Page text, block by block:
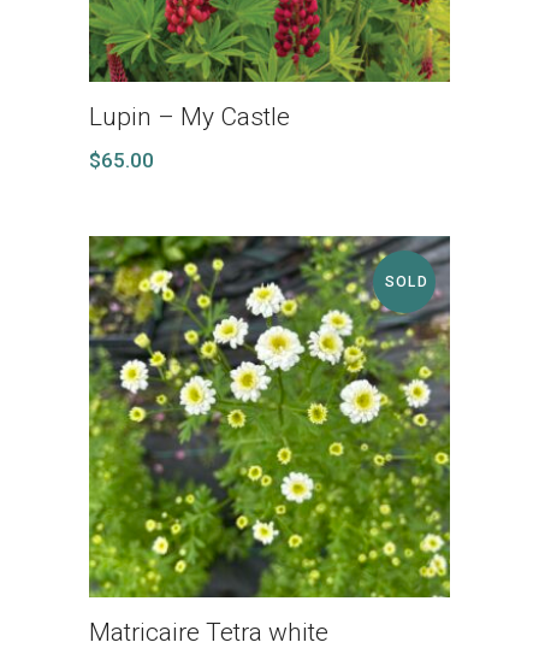
Lupin – My Castle
$65.00
SOLD
Matricaire Tetra white